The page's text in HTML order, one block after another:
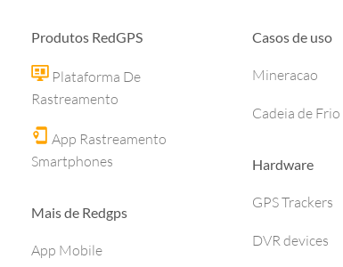
Produtos RedGPS
Plataforma De
Rastreamento
App Rastreamento
Smartphones
Mais de Redgps
App Mobile
Casos de uso
Mineracao
Cadeia de Frio
Hardware
GPS Trackers
DVR devices